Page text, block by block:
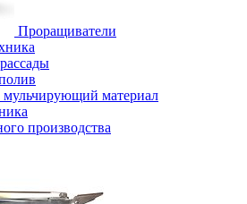
Проращиватели
материал
производства